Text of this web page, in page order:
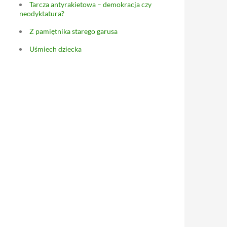
Tarcza antyrakietowa – demokracja czy
neodyktatura?
Z pamiętnika starego garusa
Uśmiech dziecka